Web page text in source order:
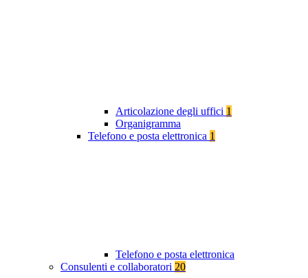
Articolazione degli uffici 1
Organigramma
Telefono e posta elettronica 1
Telefono e posta elettronica
Consulenti e collaboratori 20